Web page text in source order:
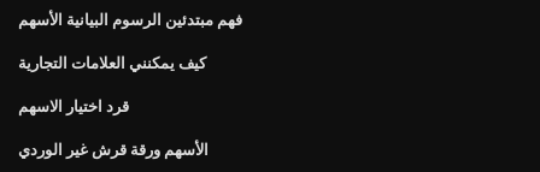
فهم مبتدئين الرسوم البيانية الأسهم
كيف يمكنني العلامات التجارية
قرد اختيار الاسهم
الأسهم ورقة قرش غير الوردي